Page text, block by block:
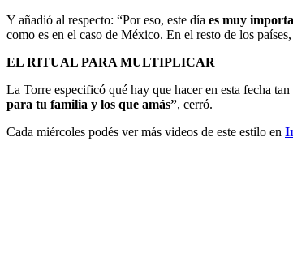
Y añadió al respecto: “Por eso, este día es muy
como es en el caso de México. En el resto de los
EL RITUAL PARA MULTIPLICAR
La Torre especificó qué hay que hacer en esta fecha
para tu familia y los que amás”, cerró.
Cada miércoles podés ver más videos de este estilo en